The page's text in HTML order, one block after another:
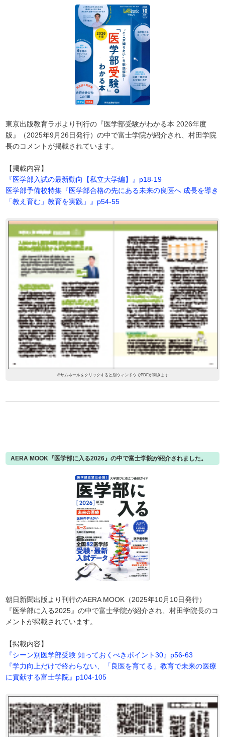
東京出版教育ラボより刊行の『医学部受験がわかる本 2026年度
版』（2025年9月26日発行）の中で富士学院が紹介され、村田学院
長のコメントが掲載されています。
【掲載内容】
『医学部入試の最新動向【私立大学編】』p18-19
医学部予備校特集『医学部合格の先にある未来の良医へ 成長を導き
「教え育む」教育を実践」』p54-55
※サムネールをクリックすると別ウィンドウでPDFが開きます
AERA MOOK『医学部に入る2026』の中で富士学院が紹介されました。
朝日新聞出版より刊行のAERA MOOK（2025年10月10日発行）
『医学部に入る2025』の中で富士学院が紹介され、村田学院長のコ
メントが掲載されています。
【掲載内容】
『シーン別医学部受験 知っておくべきポイント30』p56-63
『学力向上だけで終わらない、「良医を育てる」教育で未来の医療
に貢献する富士学院』p104-105